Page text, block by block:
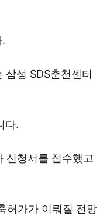
삼성 SDS춘천센터
다.
신청서를 접수했고
허가가 이뤄질 전망